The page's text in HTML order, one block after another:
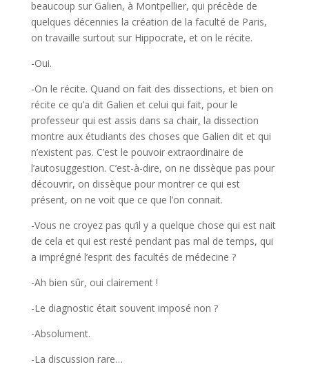
beaucoup sur Galien, à Montpellier, qui précède de
quelques décennies la création de la faculté de Paris,
on travaille surtout sur Hippocrate, et on le récite.
-Oui.
-On le récite. Quand on fait des dissections, et bien on
récite ce qu’a dit Galien et celui qui fait, pour le
professeur qui est assis dans sa chair, la dissection
montre aux étudiants des choses que Galien dit et qui
n’existent pas. C’est le pouvoir extraordinaire de
l’autosuggestion. C’est-à-dire, on ne dissèque pas pour
découvrir, on dissèque pour montrer ce qui est
présent, on ne voit que ce que l’on connait.
-Vous ne croyez pas qu’il y a quelque chose qui est nait
de cela et qui est resté pendant pas mal de temps, qui
a imprégné l’esprit des facultés de médecine ?
-Ah bien sûr, oui clairement !
-Le diagnostic était souvent imposé non ?
-Absolument.
-La discussion rare…